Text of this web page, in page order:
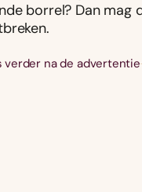
borrel? Dan mag
verder na de advertentie